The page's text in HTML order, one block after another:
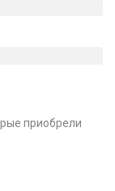
приобрели